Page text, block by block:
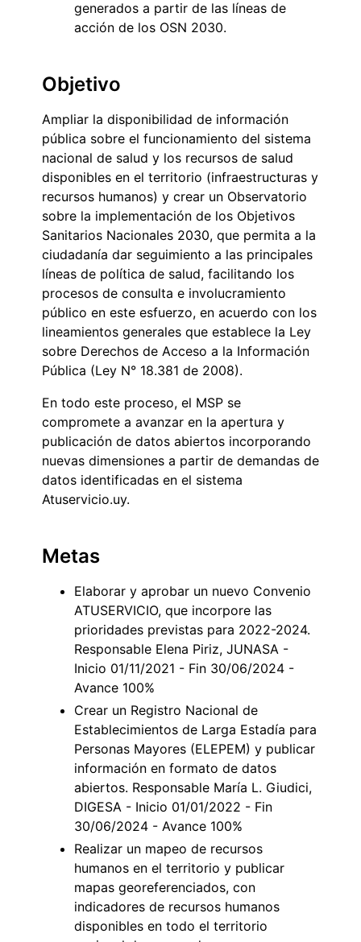
generados a partir de las líneas de
acción de los OSN 2030.
Objetivo
Ampliar la disponibilidad de información
pública sobre el funcionamiento del sistema
nacional de salud y los recursos de salud
disponibles en el territorio (infraestructuras y
recursos humanos) y crear un Observatorio
sobre la implementación de los Objetivos
Sanitarios Nacionales 2030, que permita a la
ciudadanía dar seguimiento a las principales
líneas de política de salud, facilitando los
procesos de consulta e involucramiento
público en este esfuerzo, en acuerdo con los
lineamientos generales que establece la Ley
sobre Derechos de Acceso a la Información
Pública (Ley N° 18.381 de 2008).
En todo este proceso, el MSP se
compromete a avanzar en la apertura y
publicación de datos abiertos incorporando
nuevas dimensiones a partir de demandas de
datos identificadas en el sistema
Atuservicio.uy.
Metas
Elaborar y aprobar un nuevo Convenio
ATUSERVICIO, que incorpore las
prioridades previstas para 2022-2024.
Responsable Elena Piriz, JUNASA -
Inicio 01/11/2021 - Fin 30/06/2024 -
Avance 100%
Crear un Registro Nacional de
Establecimientos de Larga Estadía para
Personas Mayores (ELEPEM) y publicar
información en formato de datos
abiertos. Responsable María L. Giudici,
DIGESA - Inicio 01/01/2022 - Fin
30/06/2024 - Avance 100%
Realizar un mapeo de recursos
humanos en el territorio y publicar
mapas georeferenciados, con
indicadores de recursos humanos
disponibles en todo el territorio